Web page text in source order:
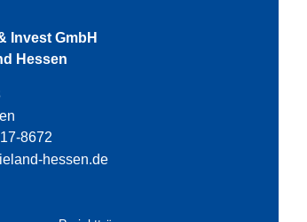
Invest GmbH
Hessen
8672
hessen.de